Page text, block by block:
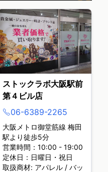
ストックラボ大阪駅前
第４ビル店
06-6389-2265
大阪メトロ御堂筋線 梅田
駅より徒歩5分
営業時間：10:00 - 19:00
定休日：日曜日・祝日
取扱商材: アパレル / バッ